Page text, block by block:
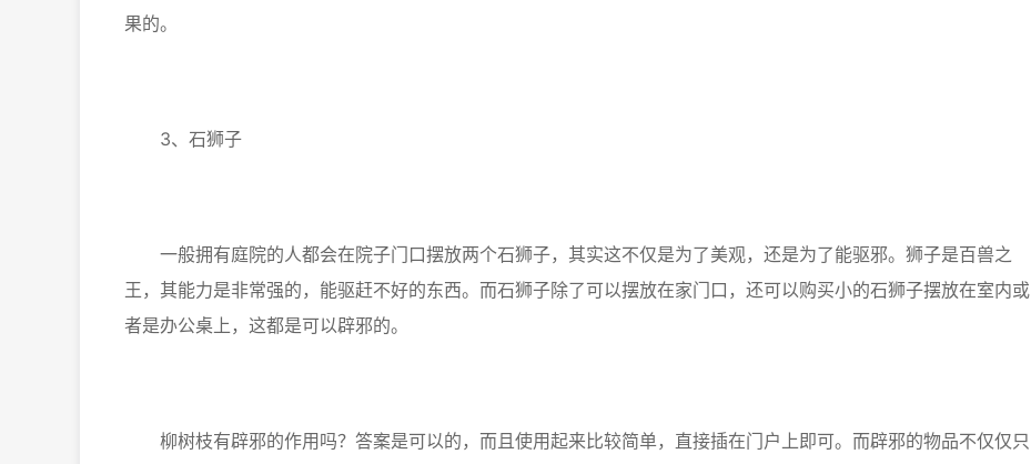
果的。
3、石狮子
一般拥有庭院的人都会在院子门口摆放两个石狮子，其实这不仅是为了美观，还是为了能驱邪。狮子是百兽之
王，其能力是非常强的，能驱赶不好的东西。而石狮子除了可以摆放在家门口，还可以购买小的石狮子摆放在室内或
者是办公桌上，这都是可以辟邪的。
柳树枝有辟邪的作用吗？答案是可以的，而且使用起来比较简单，直接插在门户上即可。而辟邪的物品不仅仅只